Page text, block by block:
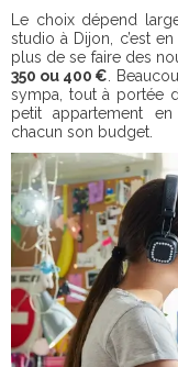
Le choix dépend
studio à Dijon, c’est
plus de se faire des
350 ou 400 € .
sympa, tout à portée
petit appartement
chacun son budget.